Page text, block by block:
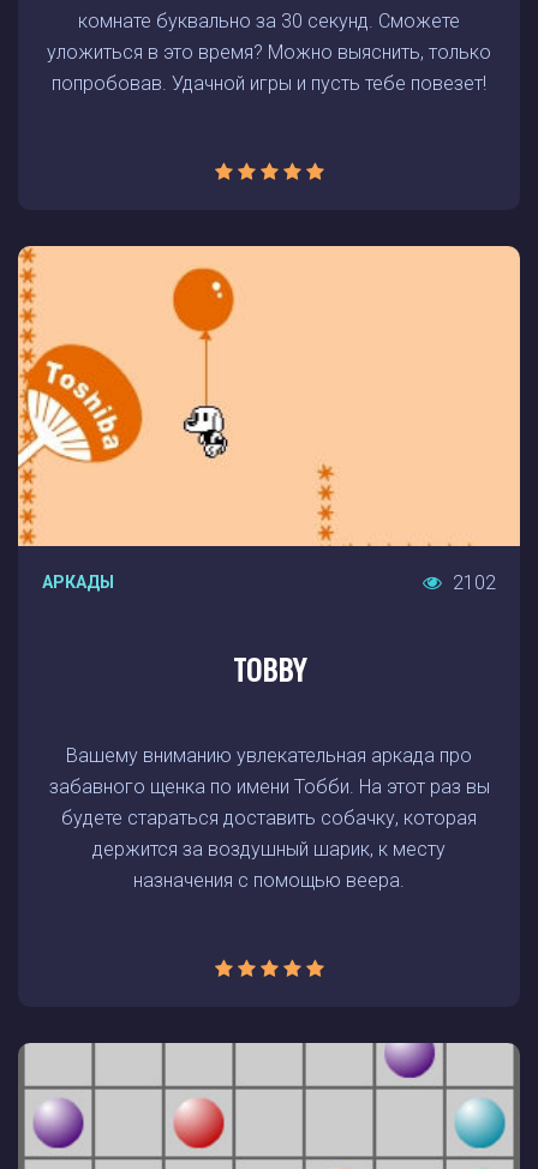
комнате буквально за 30 секунд. Сможете
уложиться в это время? Можно выяснить, только
попробовав. Удачной игры и пусть тебе повезет!
АРКАДЫ 2102
TOBBY
Вашему вниманию увлекательная аркада про
забавного щенка по имени Тобби. На этот раз вы
будете стараться доставить собачку, которая
держится за воздушный шарик, к месту
назначения с помощью веера.